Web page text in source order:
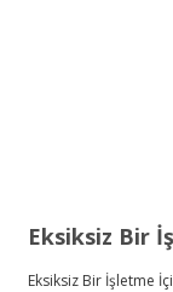
Eksiksiz Bir İşletme